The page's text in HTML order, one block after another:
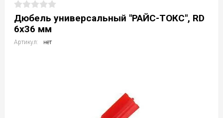
Дюбель универсальный "РАЙС-ТОКС", RD
6х36 мм
Артикул: нет